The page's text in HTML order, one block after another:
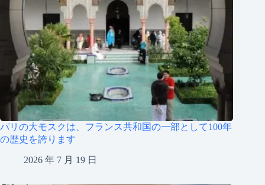
パリの大モスクは、フランス共和国の一部として100年
の歴史を誇ります
2026 年 7 月 19 日